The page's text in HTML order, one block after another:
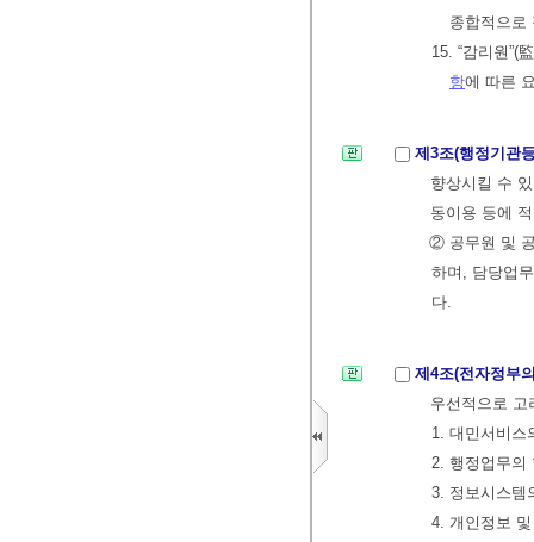
종합적으로
15. “감리원”(
항에 따른
제3조(행정기관
향상시킬 수
동이용 등에
② 공무원 및
하며, 담당업
다.
제4조(전자정부
우선적으로
1. 대민서비스
2. 행정업무의
3. 정보시스템
4. 개인정보